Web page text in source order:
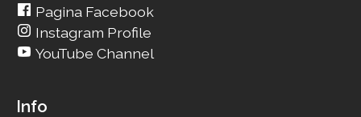
Pagina Facebook
Instagram Profile
YouTube Channel
Info